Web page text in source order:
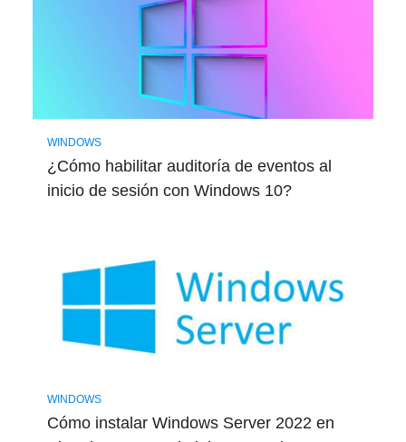
WINDOWS
¿Cómo habilitar auditoría de eventos al
inicio de sesión con Windows 10?
WINDOWS
Cómo instalar Windows Server 2022 en